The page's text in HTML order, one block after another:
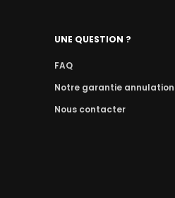
UNE QUESTION ?
FAQ
Notre garantie annulation
Nous contacter